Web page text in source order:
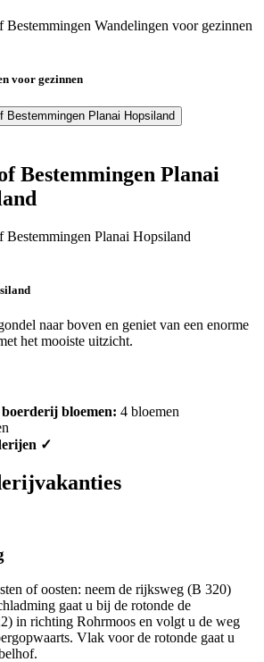
voor gezinnen
Bestemmingen Planai
naar boven en geniet van een enorme
het mooiste uitzicht.
bloemen: 4 bloemen
✓
of oosten: neem de rijksweg (B 320)
gaat u bij de rotonde de
in richting Rohrmoos en volgt u de weg
Vlak voor de rotonde gaat u